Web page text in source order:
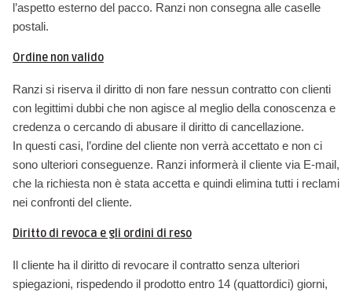
l’aspetto esterno del pacco. Ranzi non consegna alle caselle
postali.
Ordine non valido
Ranzi si riserva il diritto di non fare nessun contratto con clienti
con legittimi dubbi che non agisce al meglio della conoscenza e
credenza o cercando di abusare il diritto di cancellazione.
In questi casi, l’ordine del cliente non verrà accettato e non ci
sono ulteriori conseguenze. Ranzi informerà il cliente via E-mail,
che la richiesta non è stata accetta e quindi elimina tutti i reclami
nei confronti del cliente.
Diritto di revoca e gli ordini di reso
Il cliente ha il diritto di revocare il contratto senza ulteriori
spiegazioni, rispedendo il prodotto entro 14 (quattordici) giorni,